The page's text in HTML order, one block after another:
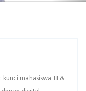
mahasiswa TI &